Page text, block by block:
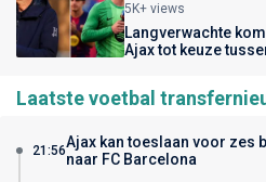
5K+ views
Langverwachte
Ajax tot keuze
Laatste voetbal
21:56Ajax kan toeslaan voor zes
naar FC Barcelona